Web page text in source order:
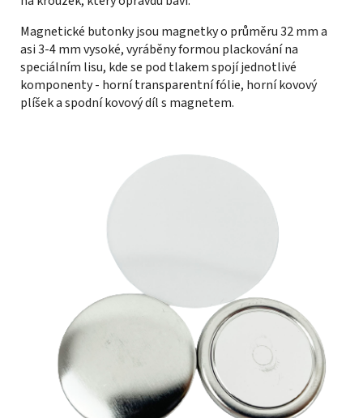
Magnetické butonky jsou magnetky o průměru 32 mm a
asi 3-4 mm vysoké, vyráběny formou plackování na
speciálním lisu, kde se pod tlakem spojí jednotlivé
komponenty - horní transparentní fólie, horní kovový
plíšek a spodní kovový díl s magnetem.